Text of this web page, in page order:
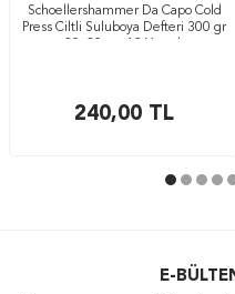
Schoellershammer Da Capo Cold
Press Ciltli Suluboya Defteri 300 gr
240,00 TL
E-